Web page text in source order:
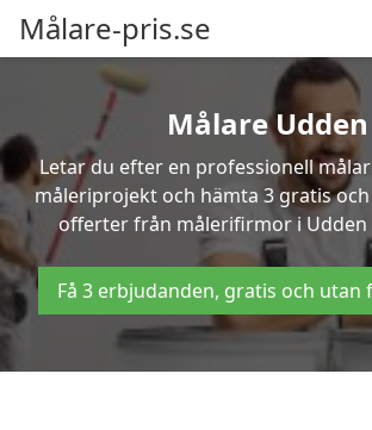
Målare-pris.se
Målare Udden
Letar du efter en professionell
måleriprojekt och hämta 3 gratis
offerter från målerifirmor i Udden
Få 3 erbjudanden, gratis och